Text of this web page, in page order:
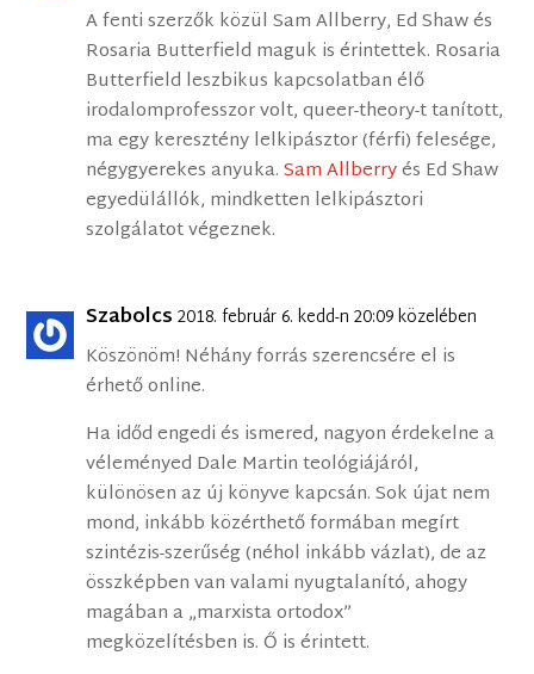
A fenti szerzők közül Sam Allberry, Ed Shaw és
Rosaria Butterfield maguk is érintettek. Rosaria
Butterfield leszbikus kapcsolatban élő
irodalomprofesszor volt, queer-theory-t tanított,
ma egy keresztény lelkipásztor (férfi) felesége,
négygyerekes anyuka.Sam Allberryés Ed Shaw
egyedülállók, mindketten lelkipásztori
szolgálatot végeznek.
Szabolcs 2018. február 6. kedd-n 20:09 közelében
Köszönöm! Néhány forrás szerencsére el is
érhető online.
Ha időd engedi és ismered, nagyon érdekelne a
véleményed Dale Martin teológiájáról,
különösen az új könyve kapcsán. Sok újat nem
mond, inkább közérthető formában megírt
szintézis-szerűség (néhol inkább vázlat), de az
összképben van valami nyugtalanító, ahogy
magában a „marxista ortodox”
megközelítésben is. Ő is érintett.